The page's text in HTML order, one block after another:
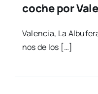
coche por
Valen­cia, La
nos de los […]